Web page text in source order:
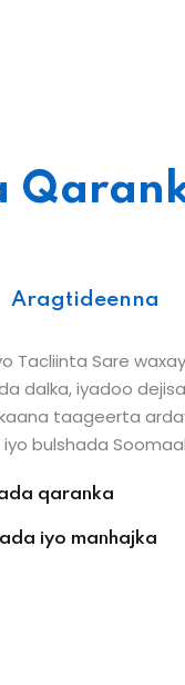
Aragtideenna
Tacliinta Sare waxay
dalka, iyadoo
taageerta
bulshada
qaranka
iyo manhajka